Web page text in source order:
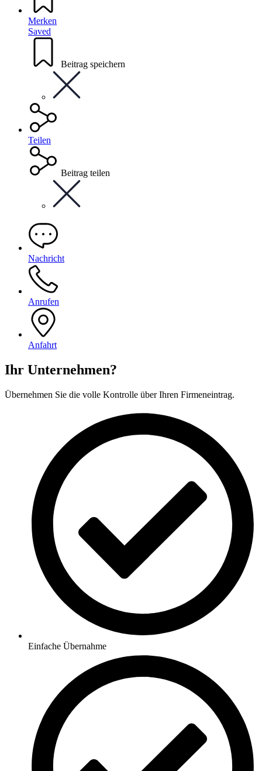
Merken
Saved
Beitrag speichern
Teilen
Beitrag teilen
Nachricht
Anrufen
Anfahrt
Ihr Unternehmen?
Übernehmen Sie die volle Kontrolle über Ihren Firmeneintrag.
Einfache Übernahme